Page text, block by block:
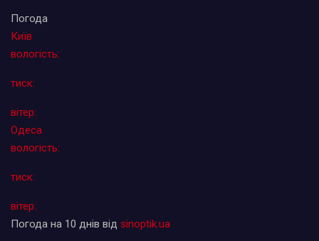
Погода
Київ
вологість:
тиск:
вітер:
Одеса
вологість:
тиск:
вітер:
Погода на 10 днів від sinoptik.ua